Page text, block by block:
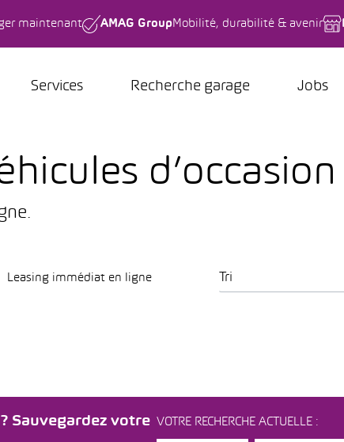
maintenant AMAG Group Mobilité, durabilité & avenir
Services Recherche garage Jobs
Leasing immédiat en ligne Tri
Sauvegardez votre
VOTRE RECHERCHE ACTUELLE :